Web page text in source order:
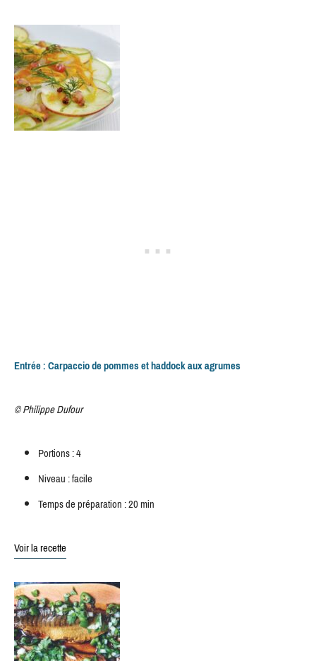
Entrée : Carpaccio de pommes et haddock aux agrumes
© Philippe Dufour
Portions : 4
Niveau : facile
Temps de préparation : 20 min
Voir la recette